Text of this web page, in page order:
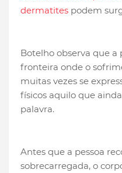
dermatites podem
Botelho observa que
fronteira onde o
muitas vezes se
físicos aquilo que
palavra.
Antes que a pessoa
sobrecarregada, o